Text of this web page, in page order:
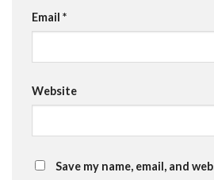
Email *
Website
Save my name, email, and